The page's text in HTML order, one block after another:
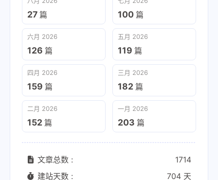
27 篇 100 篇
六月 2026
126 篇
五月 2026
119 篇
四月 2026
159 篇
三月 2026
182 篇
二月 2026
152 篇
一月 2026
203 篇
文章总数 :
1714
建站天数 :
704 天